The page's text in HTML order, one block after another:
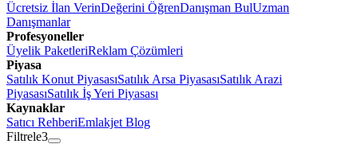
Ücretsiz İlan VerinDeğerini ÖğrenDanışman BulUzman
Danışmanlar
Profesyoneller
Üyelik PaketleriReklam Çözümleri
Piyasa
Satılık Konut PiyasasıSatılık Arsa PiyasasıSatılık Arazi
PiyasasıSatılık İş Yeri Piyasası
Kaynaklar
Satıcı RehberiEmlakjet Blog
Filtrele3